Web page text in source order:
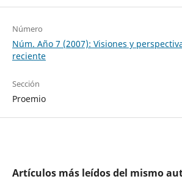
Número
Núm. Año 7 (2007): Visiones y
reciente
Sección
Proemio
Artículos más leídos del mismo